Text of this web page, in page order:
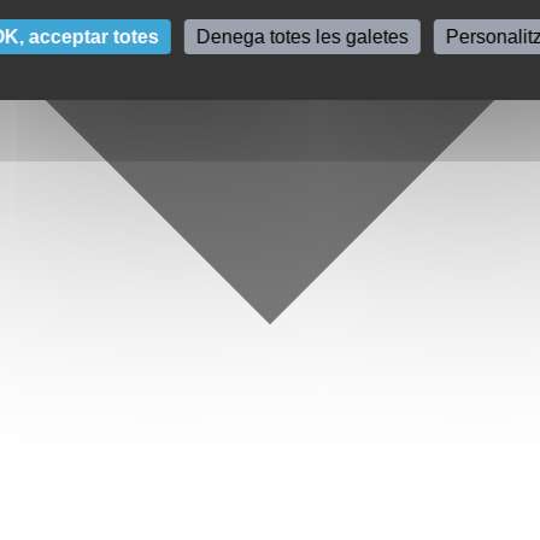
acceptar totes Denega totes les galetes